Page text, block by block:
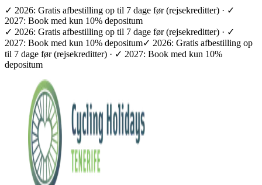
✓ 2026: Gratis afbestilling op til 7 dage før (rejsekreditter) · ✓
2027: Book med kun 10% depositum
✓ 2026: Gratis afbestilling op til 7 dage før (rejsekreditter) · ✓
2027: Book med kun 10% depositum✓ 2026: Gratis afbestilling op
til 7 dage før (rejsekreditter) · ✓ 2027: Book med kun 10%
depositum